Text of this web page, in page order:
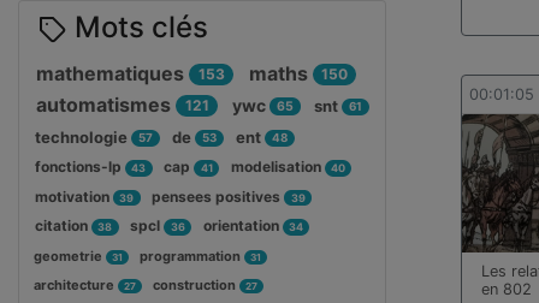
00:01:05
Les
en 802
Mots clés
mathematiques 153 maths 150
automatismes 121 ywc 65 snt 61
technologie 57 de 53 ent 48
fonctions-lp 43 cap 41 modelisation 40
motivation 39 pensees positives 39
citation 38 spcl 36 orientation 34
geometrie 31 programmation 31
architecture 27 construction 27